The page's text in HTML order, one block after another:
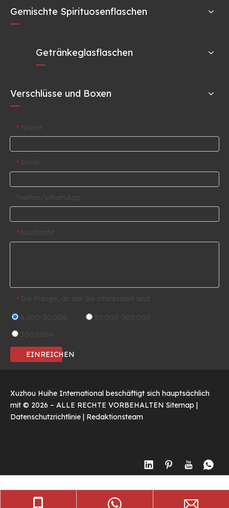
Gemischte Spirituosenflaschen
Getränkeglasflaschen
Verschlüsse und Boxen
*
*
*
*
EINREICHEN
Xuzhou Huihe International beschäftigt sich hauptsächlich
mit © 2026 – ALLE RECHTE VORBEHALTEN Sitemap |
Datenschutzrichtlinie | Redaktionsteam